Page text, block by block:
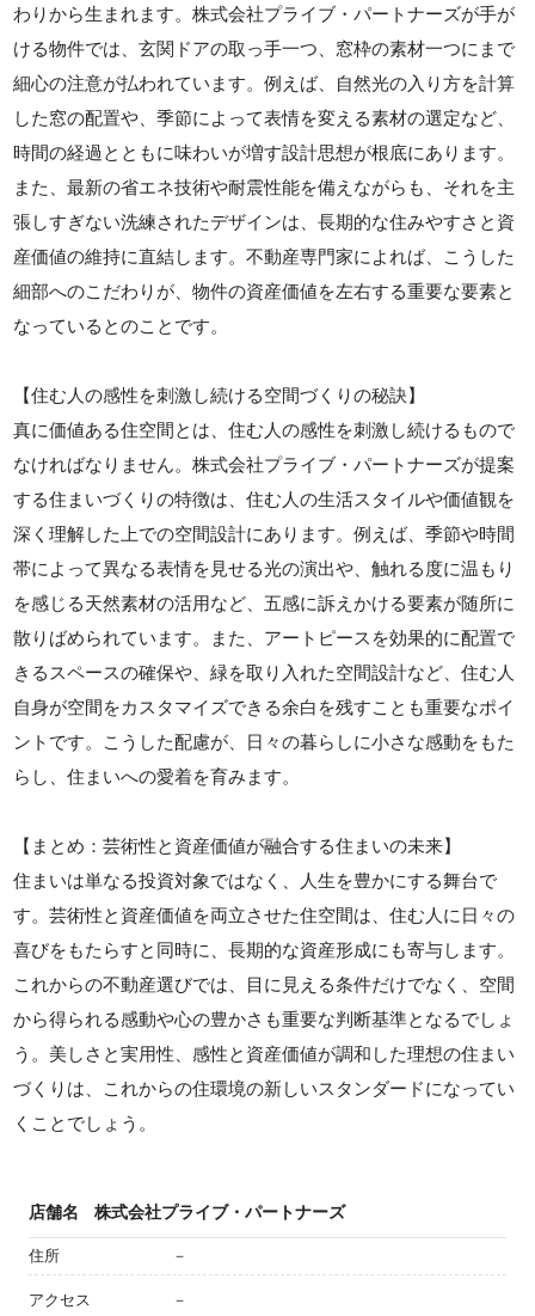
わりから生まれます。株式会社プライブ・パートナーズが手が
ける物件では、玄関ドアの取っ手一つ、窓枠の素材一つにまで
細心の注意が払われています。例えば、自然光の入り方を計算
した窓の配置や、季節によって表情を変える素材の選定など、
時間の経過とともに味わいが増す設計思想が根底にあります。
また、最新の省エネ技術や耐震性能を備えながらも、それを主
張しすぎない洗練されたデザインは、長期的な住みやすさと資
産価値の維持に直結します。不動産専門家によれば、こうした
細部へのこだわりが、物件の資産価値を左右する重要な要素と
なっているとのことです。
【住む人の感性を刺激し続ける空間づくりの秘訣】
真に価値ある住空間とは、住む人の感性を刺激し続けるもので
なければなりません。株式会社プライブ・パートナーズが提案
する住まいづくりの特徴は、住む人の生活スタイルや価値観を
深く理解した上での空間設計にあります。例えば、季節や時間
帯によって異なる表情を見せる光の演出や、触れる度に温もり
を感じる天然素材の活用など、五感に訴えかける要素が随所に
散りばめられています。また、アートピースを効果的に配置で
きるスペースの確保や、緑を取り入れた空間設計など、住む人
自身が空間をカスタマイズできる余白を残すことも重要なポイ
ントです。こうした配慮が、日々の暮らしに小さな感動をもた
らし、住まいへの愛着を育みます。
【まとめ：芸術性と資産価値が融合する住まいの未来】
住まいは単なる投資対象ではなく、人生を豊かにする舞台で
す。芸術性と資産価値を両立させた住空間は、住む人に日々の
喜びをもたらすと同時に、長期的な資産形成にも寄与します。
これからの不動産選びでは、目に見える条件だけでなく、空間
から得られる感動や心の豊かさも重要な判断基準となるでしょ
う。美しさと実用性、感性と資産価値が調和した理想の住まい
づくりは、これからの住環境の新しいスタンダードになってい
くことでしょう。
店舗名 株式会社プライブ・パートナーズ
住所 －
アクセス －